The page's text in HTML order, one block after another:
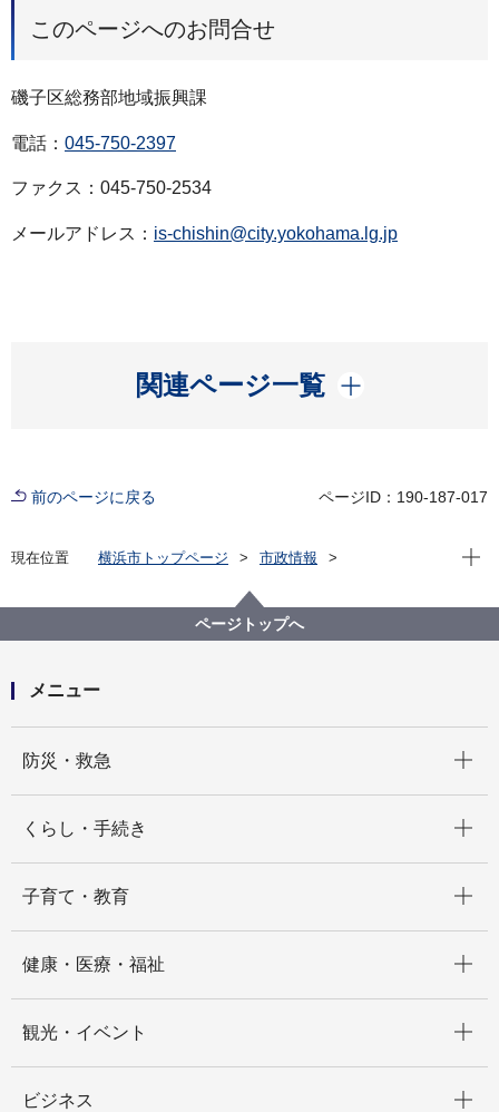
このページへのお問合せ
磯子区総務部地域振興課
電話： 045-750-2397
ファクス：045-750-2534
メールアドレス： is-chishin@city.yokohama.lg.jp
関連ページ一覧
開く
前のページに戻る ページID：190-187-017
現在位置 横浜市トップページ
市政情報
横浜マラソン2024のコース沿道を、磯子事業会、環境
事業推進委員、磯子区役所等がクリーンアップしま
現在
ページトップへ
メニュー
防災・救急
くらし・手続き
子育て・教育
健康・医療・福祉
観光・イベント
ビジネス